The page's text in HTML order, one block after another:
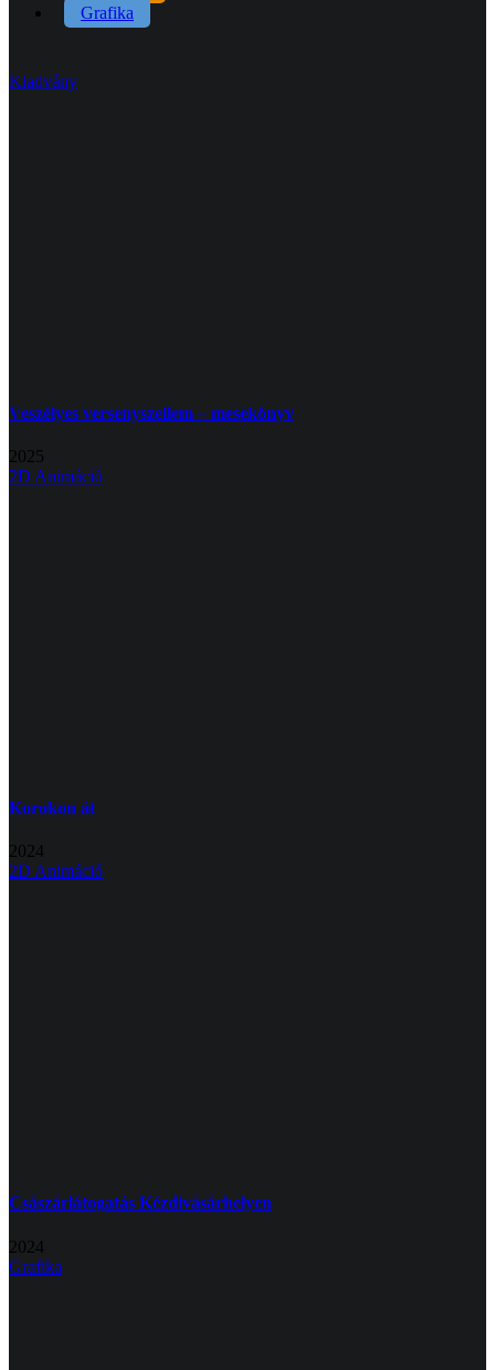
Grafika
Kiadvány
Veszélyes versenyszellem – mesekönyv
2025
2D Animáció
Korokon át
2024
2D Animáció
Császárlátogatás Kézdivásárhelyen
2024
Grafika